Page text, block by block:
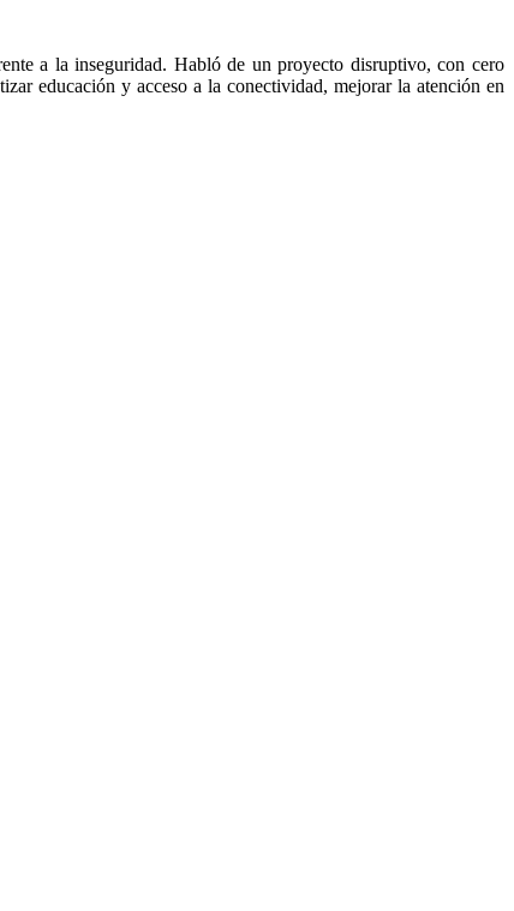
a la inseguridad. Habló de un proyecto disruptivo, con cero
educación y acceso a la conectividad, mejorar la atención en